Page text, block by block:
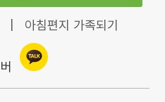
아침편지 가족되기